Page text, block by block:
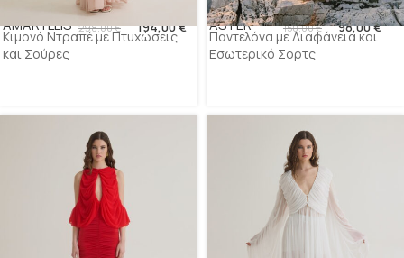
AMARYLLIS 298,00€ 194,00€
Κιμονό Ντραπέ με Πτυχώσεις
και Σούρες
ASTER 150,00€ 98,00€
Παντελόνα με Διαφάνεια και
Εσωτερικό Σορτς